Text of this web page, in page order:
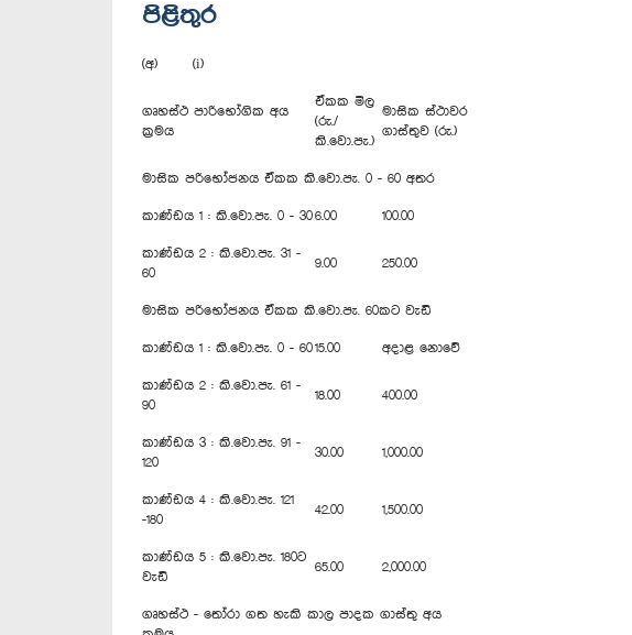
පිළිතුර
(අ) (i)
ගෘහස්ථ පාරිභෝගික අය
ක්‍රමය
ඒකක මිල
(රු./
කි.වො.පැ.)
මාසික ස්ථාවර
ගාස්තුව (රු.)
මාසික පරිභෝජනය ඒකක කි.වො.පැ. 0 - 60 අතර
කාණ්ඩය 1 : කි.වො.පැ. 0 - 306.00 100.00
කාණ්ඩය 2 : කි.වො.පැ. 31 -
60
9.00 250.00
මාසික පරිභෝජනය ඒකක කි.වො.පැ. 60කට වැඩි
කාණ්ඩය 1 : කි.වො.පැ. 0 - 6015.00 අදාළ ‍නොවේ
කාණ්ඩය 2 : කි.වො.පැ. 61 -
90
18.00 400.00
කාණ්ඩය 3 : කි.වො.පැ. 91 -
120
30.00 1,000.00
කාණ්ඩය 4 : කි.වො.පැ. 121
-180
42.00 1,500.00
කාණ්ඩය 5 : කි.වො.පැ. 180ට
වැඩි
65.00 2,000.00
ගෘහස්ථ - තෝරා ගත හැකි කාල පාදක ගාස්තු අය